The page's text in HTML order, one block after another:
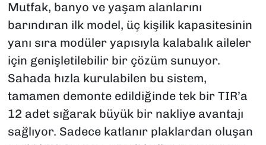
Mutfak, banyo ve yaşam alanlarını
barındıran ilk model, üç kişilik kapasitesinin
yanı sıra modüler yapısıyla kalabalık aileler
için genişletilebilir bir çözüm sunuyor.
Sahada hızla kurulabilen bu sistem,
tamamen demonte edildiğinde tek bir TIR’a
12 adet sığarak büyük bir nakliye avantajı
sağlıyor. Sadece katlanır plaklardan oluşan